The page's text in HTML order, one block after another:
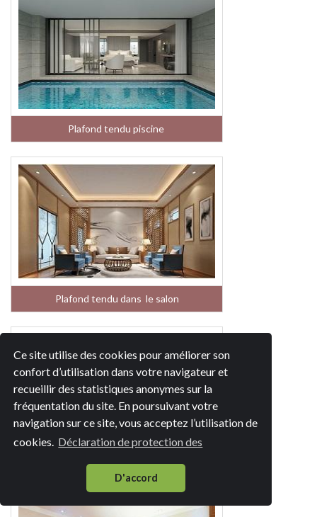
Ce site utilise des cookies pour améliorer son
confort d’utilisation dans votre navigateur et
recueillir des statistiques anonymes sur la
fréquentation du site. En poursuivant votre
navigation sur ce site, vous acceptez l’utilisation de
cookies. Déclaration de protection des
D'accord
Plafond tendu piscine
Plafond tendu dans le salon
Plafond tendu dans la cuisine